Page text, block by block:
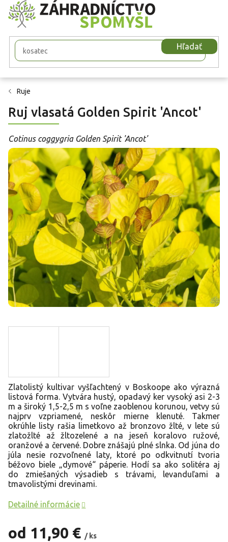
Prejsť
na
obsah
Hľadať
Ruje
Ruj vlasatá Golden Spirit 'Ancot'
Cotinus coggygria Golden Spirit 'Ancot'
od 11,90 € / ks
Zlatolistý kultivar vyšľachtený v Boskoope ako výrazná
listová forma. Vytvára hustý, opadavý ker vysoký asi 2-3
m a široký 1,5-2,5 m s voľne zaoblenou korunou, vetvy sú
najprv vzpriamené, neskôr mierne klenuté. Takmer
okrúhle listy rašia limetkovo až bronzovo žlté, v lete sú
zlatožlté až žltozelené a na jeseň koralovo ružové,
oranžové a červené. Dobre znášajú plné slnka. Od júna do
júla nesie rozvoľnené laty, ktoré po odkvitnutí tvoria
béžovo biele „dymové“ páperie. Hodí sa ako solitéra aj
do zmiešaných výsadieb s trávami, levanduľami a
tmavolistými drevinami.
Detailné informácie